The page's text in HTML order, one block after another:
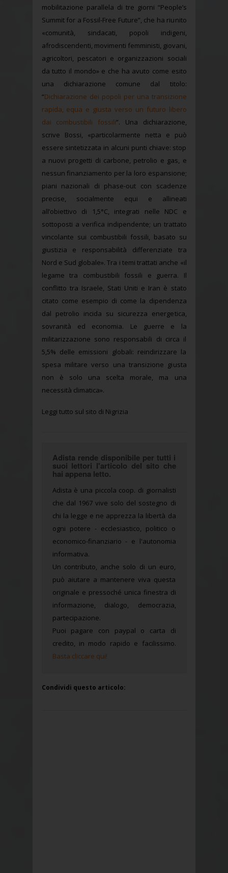
mobilitazione parallela di tre giorni “People’s
Summit for a Fossil-Free Future”, che ha riunito
«comunità, sindacati, popoli indigeni,
afrodiscendenti, movimenti femministi, giovani,
agricoltori, pescatori e organizzazioni sociali
da tutto il mondo» e che ha avuto come esito
una dichiarazione comune dal titolo:
“Dichiarazione dei popoli per una transizione
rapida, equa e giusta verso un futuro libero
dai combustibili fossili”. Una dichiarazione,
scrive Bossi, «particolarmente netta e può
essere sintetizzata in alcuni punti chiave: stop
a nuovi progetti di carbone, petrolio e gas, e
nessun finanziamento per la loro espansione;
piani nazionali di phase-out con scadenze
precise, socialmente equi e allineati
all’obiettivo di 1,5°C, integrati nelle NDC e
sottoposti a verifica indipendente; un trattato
vincolante sui combustibili fossili, basato su
giustizia e responsabilità differenziate tra
Nord e Sud globale». Tra i temi trattati anche «il
legame tra combustibili fossili e guerra. Il
conflitto tra Israele, Stati Uniti e Iran è stato
citato come esempio di come la dipendenza
dal petrolio incida su sicurezza energetica,
sovranità ed economia. Le guerre e la
militarizzazione sono responsabili di circa il
5,5% delle emissioni globali: reindirizzare la
spesa militare verso una transizione giusta
non è solo una scelta morale, ma una
necessità climatica».
Leggi tutto sul sito di Nigrizia
Adista rende disponibile per tutti i
suoi lettori l'articolo del sito che
hai appena letto.
Adista è una piccola coop. di giornalisti
che dal 1967 vive solo del sostegno di
chi la legge e ne apprezza la libertà da
ogni potere - ecclesiastico, politico o
economico-finanziario - e l'autonomia
informativa.
Un contributo, anche solo di un euro,
può aiutare a mantenere viva questa
originale e pressoché unica finestra di
informazione, dialogo, democrazia,
partecipazione.
Puoi pagare con paypal o carta di
credito, in modo rapido e facilissimo.
Basta cliccare qui!
Condividi questo articolo: